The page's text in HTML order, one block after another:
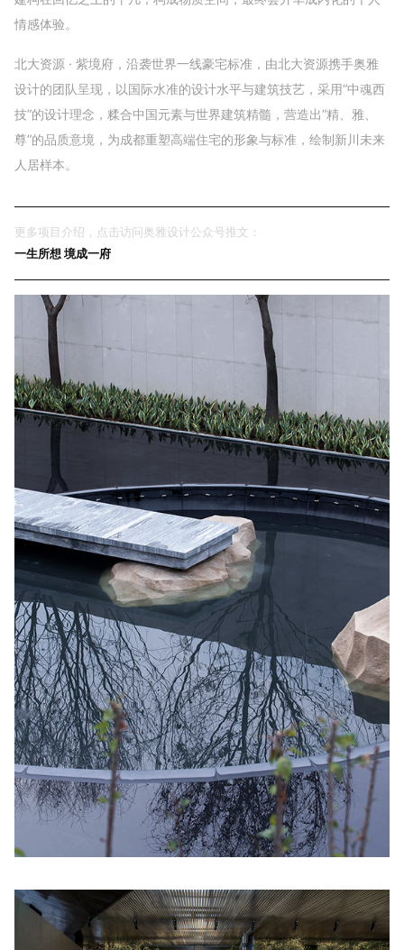
情感体验。
北大资源 · 紫境府，沿袭世界一线豪宅标准，由北大资源携手奥雅
设计的团队呈现，以国际水准的设计水平与建筑技艺，采用“中魂西
技”的设计理念，糅合中国元素与世界建筑精髓，营造出“精、雅、
尊”的品质意境，为成都重塑高端住宅的形象与标准，绘制新川未来
人居样本。
更多项目介绍，点击访问奥雅设计公众号推文：
一生所想 境成一府